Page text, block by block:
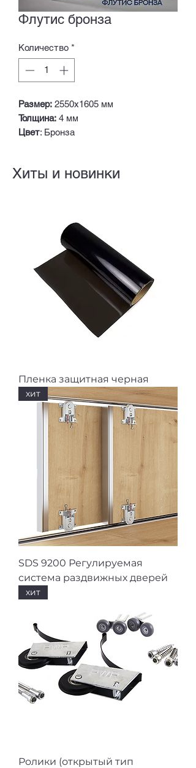
Флутис бронза
Количество *
Размер: 2550х1605 мм
Толщина: 4 мм
Цвет: Бронза
Хиты и новинки
Пленка защитная черная
хит
SDS 9200 Регулируемая
система раздвижных дверей
хит
Ролики (открытый тип